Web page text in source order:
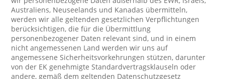
Australiens, Neuseelands und Kanadas übermitteln,
werden wir alle geltenden gesetzlichen Verpflichtungen
berücksichtigen, die für die Übermittlung
personenbezogener Daten relevant sind, und in einem
nicht angemessenen Land werden wir uns auf
angemessene Sicherheitsvorkehrungen stützen, darunter
von der EK genehmigte Standardvertragsklauseln oder
andere, gemäß dem geltenden Datenschutzgesetz